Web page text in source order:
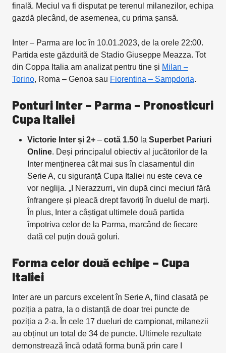
finală. Meciul va fi disputat pe terenul milanezilor, echipa
gazdă plecând, de asemenea, cu prima șansă.
Inter – Parma are loc în 10.01.2023, de la orele 22:00.
Partida este găzduită de Stadio Giuseppe Meazza. Tot
din Coppa Italia am analizat pentru tine și Milan –
Torino, Roma – Genoa sau Fiorentina – Sampdoria.
Ponturi Inter – Parma – Pronosticuri
Cupa Italiei
Victorie Inter și 2+ – cotă 1.50 la Superbet Pariuri
Online. Deși principalul obiectiv al jucătorilor de la
Inter menținerea cât mai sus în clasamentul din
Serie A, cu siguranță Cupa Italiei nu este ceva ce
vor neglija. „I Nerazzurri„ vin după cinci meciuri fără
înfrangere și pleacă drept favoriți în duelul de marți.
În plus, Inter a câștigat ultimele două partida
împotriva celor de la Parma, marcând de fiecare
dată cel puțin două goluri.
Forma celor două echipe – Cupa
Italiei
Inter are un parcurs excelent în Serie A, fiind clasată pe
poziția a patra, la o distanță de doar trei puncte de
poziția a 2-a. În cele 17 dueluri de campionat, milanezii
au obținut un total de 34 de puncte. Ultimele rezultate
demonstrează încă odată forma bună prin care I